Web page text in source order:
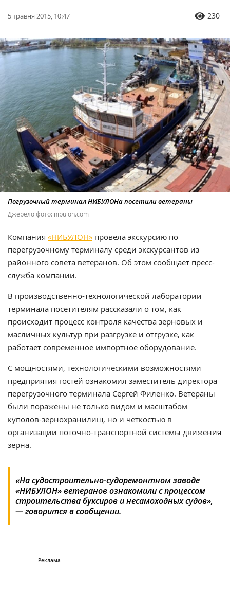
5 травня 2015, 10:47 230
Погрузочный терминал НИБУЛОНа посетили ветераны
Джерело фото: nibulon.com
Компания «НИБУЛОН» провела экскурсию по
перегрузочному терминалу среди экскурсантов из
районного совета ветеранов. Об этом сообщает пресс-
служба компании.
В производственно-технологической лаборатории
терминала посетителям рассказали о том, как
происходит процесс контроля качества зерновых и
масличных культур при разгрузке и отгрузке, как
работает современное импортное оборудование.
С мощностями, технологическими возможностями
предприятия гостей ознакомил заместитель директора
перегрузочного терминала Сергей Филенко. Ветераны
были поражены не только видом и масштабом
куполов-зернохранилищ, но и четкостью в
организации поточно-транспортной системы движения
зерна.
«На судостроительно-судоремонтном заводе
«НИБУЛОН» ветеранов ознакомили с процессом
строительства буксиров и несамоходных судов»,
— говорится в сообщении.